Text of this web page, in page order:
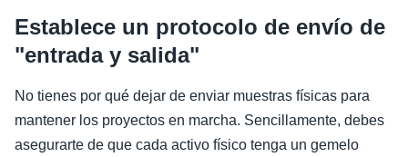
Establece un protocolo de envío de
"entrada y salida"
No tienes por qué dejar de enviar muestras físicas para
mantener los proyectos en marcha. Sencillamente, debes
asegurarte de que cada activo físico tenga un gemelo